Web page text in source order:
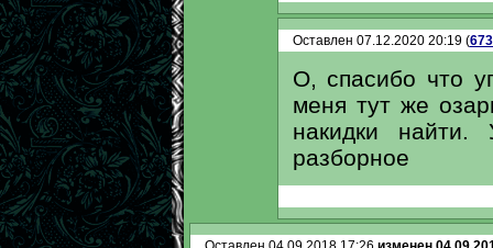
Оставлен 07.12.2020 20:19 (
О, спасибо что
меня тут же
накидки
разборное